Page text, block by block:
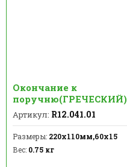
Окончание к
поручню(ГРЕЧЕСКИЙ)
Артикул: R12.041.01
Размеры: 220х110мм,60х15
Вес: 0.75 кг